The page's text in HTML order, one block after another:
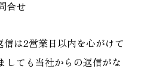
合せ
は2営業日以内を心がけて
しても当社からの返信がな